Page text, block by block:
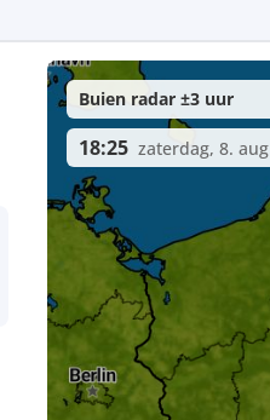
Buien radar ±3 uur
18:25 zaterdag, 8. aug